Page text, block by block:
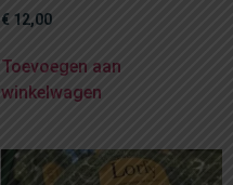
€ 12,00
Toevoegen aan
winkelwagen